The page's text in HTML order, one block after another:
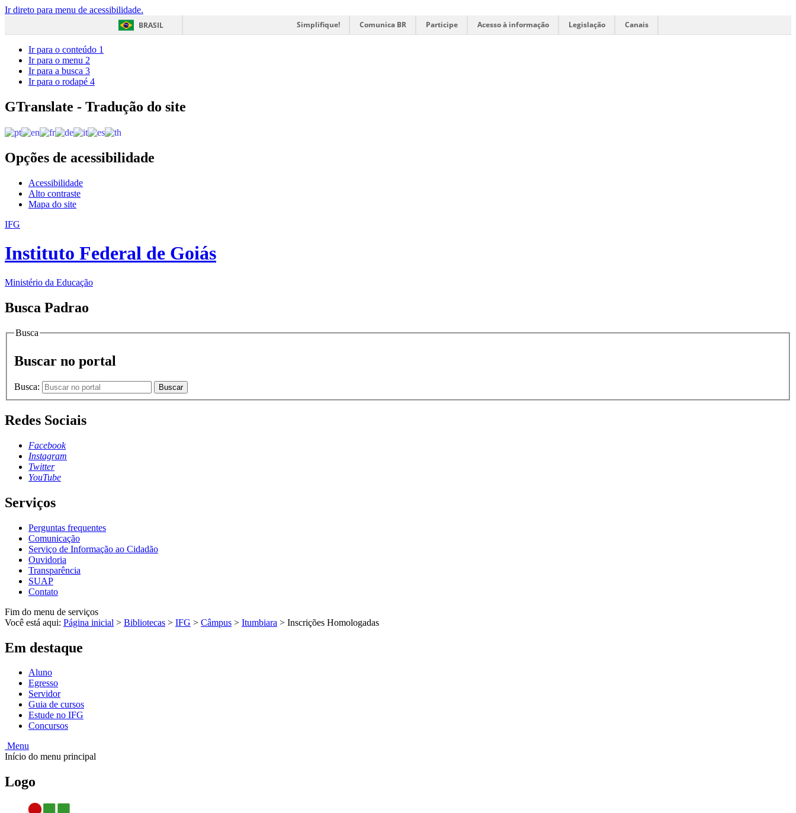
Ir direto para menu de acessibilidade.
BRASIL
Simplifique! Comunica BR Participe Acesso à informação Legislação Canais
Ir para o conteúdo 1
Ir para o menu 2
Ir para a busca 3
Ir para o rodapé 4
GTranslate - Tradução do site
Opções de acessibilidade
Acessibilidade
Alto contraste
Mapa do site
IFG
Instituto Federal de Goiás
Ministério da Educação
Busca Padrao
Busca
Buscar no portal
Busca: Buscar
Redes Sociais
Facebook
Instagram
Twitter
YouTube
Serviços
Perguntas frequentes
Comunicação
Serviço de Informação ao Cidadão
Ouvidoria
Transparência
SUAP
Contato
Fim do menu de serviços
Você está aqui: Página inicial > Bibliotecas > IFG > Câmpus > Itumbiara > Inscrições Homologadas
Em destaque
Aluno
Egresso
Servidor
Guia de cursos
Estude no IFG
Concursos
Menu
Início do menu principal
Logo